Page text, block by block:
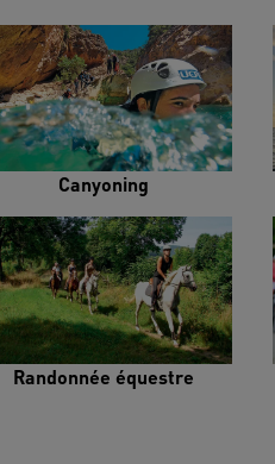
Canyoning
Randonnée équestre